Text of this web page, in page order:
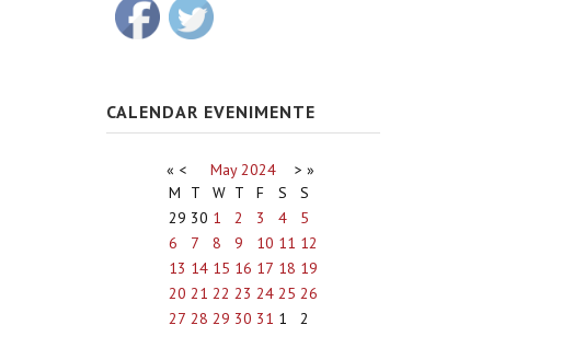
CALENDAR EVENIMENTE
« < May 2024 > »
M
T W T F S
S
29 30 1 2 3 4
5
6
7 8 9 10 11 12
13 14 15 16 17 18 19
20 21 22 23 24 25 26
27 28 29 30 31 1 2